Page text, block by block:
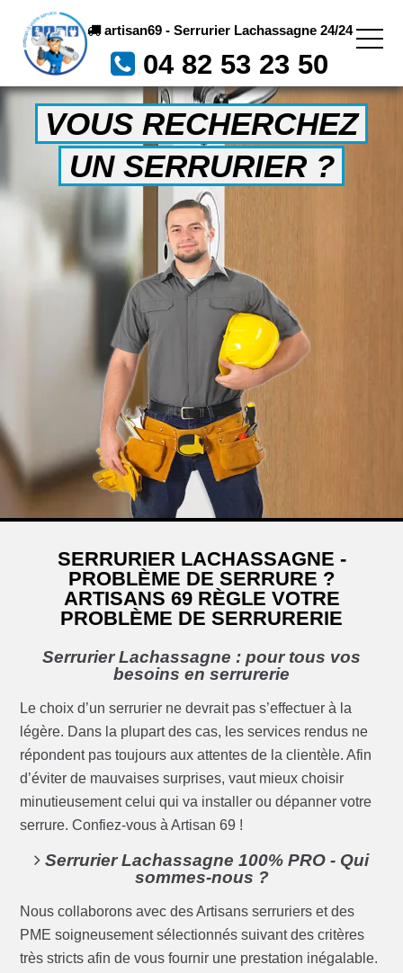
artisan69 - Serrurier Lachassagne 24/24
04 82 53 23 50
VOUS RECHERCHEZ
UN SERRURIER ?
SERRURIER LACHASSAGNE -
PROBLÈME DE SERRURE ?
ARTISANS 69 RÈGLE VOTRE
PROBLÈME DE SERRURERIE
Serrurier Lachassagne : pour tous vos
besoins en serrurerie
Le choix d’un serrurier ne devrait pas s’effectuer à la
légère. Dans la plupart des cas, les services rendus ne
répondent pas toujours aux attentes de la clientèle. Afin
d’éviter de mauvaises surprises, vaut mieux choisir
minutieusement celui qui va installer ou dépanner votre
serrure. Confiez-vous à Artisan 69 !
Serrurier Lachassagne 100% PRO - Qui
sommes-nous ?
Nous collaborons avec des Artisans serruriers et des
PME soigneusement sélectionnés suivant des critères
très stricts afin de vous fournir une prestation inégalable.